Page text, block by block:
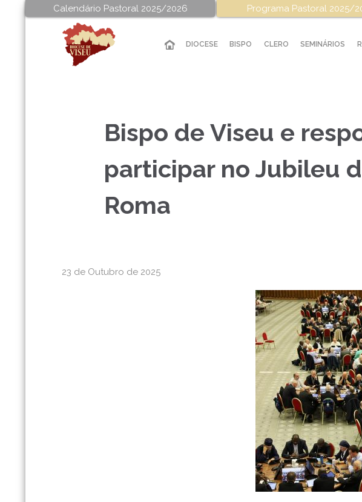
Calendário Pastoral 2025/2026 Programa Pastoral 2025/
DIOCESE BISPO CLERO SEMINÁRIOS
Bispo de Viseu e
participar no Jubileu
Roma
23 de Outubro de 2025